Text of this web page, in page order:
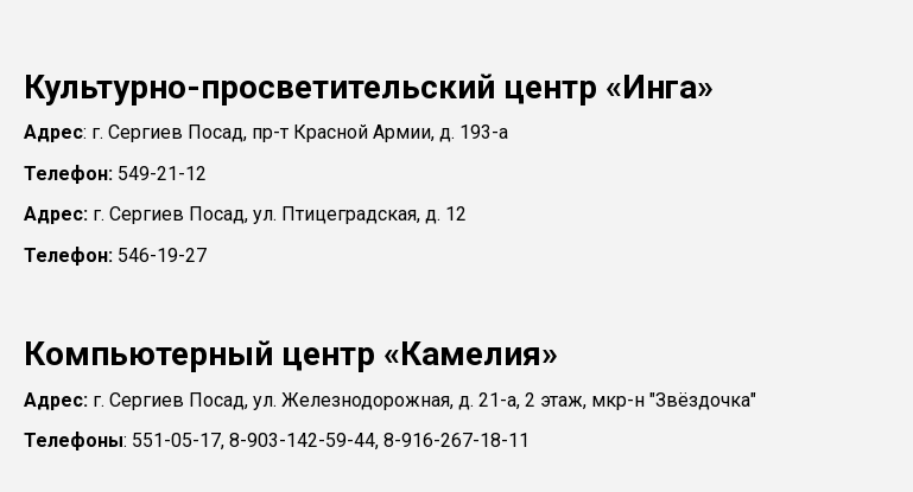
Культурно-просветительский центр «Инга»
Адрес: г. Сергиев Посад, пр-т Красной Армии, д. 193-а
Телефон: 549-21-12
Адрес: г. Сергиев Посад, ул. Птицеградская, д. 12
Телефон: 546-19-27
Компьютерный центр «Камелия»
Адрес: г. Сергиев Посад, ул. Железнодорожная, д. 21-а, 2 этаж, мкр-н "Звёздочка"
Телефоны: 551-05-17, 8-903-142-59-44, 8-916-267-18-11